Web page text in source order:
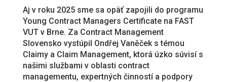
Aj v roku 2025 sme sa opäť zapojili do programu
Young Contract Managers Certificate na FAST
VUT v Brne. Za Contract Management
Slovensko vystúpil Ondřej Vaněček s témou
Claimy a Claim Management, ktorá úzko súvisí s
našimi službami v oblasti contract
managementu, expertných činností a podpory